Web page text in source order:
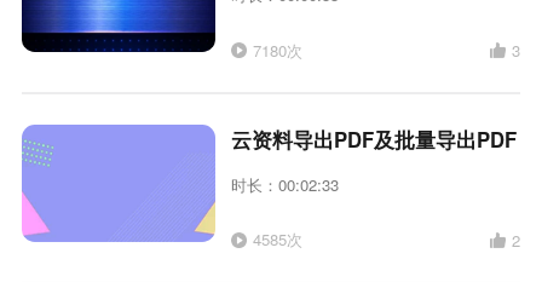
7180次 3
云资料导出PDF及批量导出PDF
时长：00:02:33
4585次 2